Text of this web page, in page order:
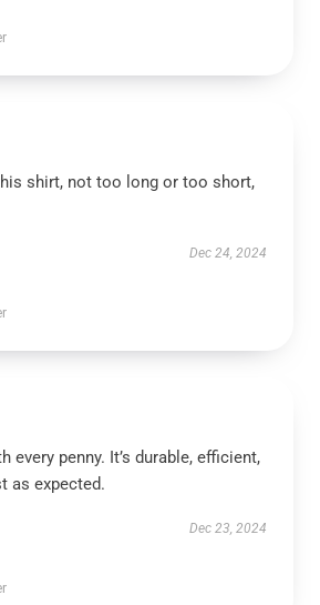
shirt, not too long or too short,
Dec 24, 2024
every penny. It’s durable, efficient,
as expected.
Dec 23, 2024